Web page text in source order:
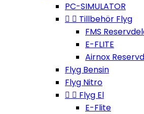
PC-SIMULATOR
  Tillbehör Flyg
FMS
E-FLITE
Airnox
Flyg Bensin
Flyg Nitro
  Flyg El
E-Flite